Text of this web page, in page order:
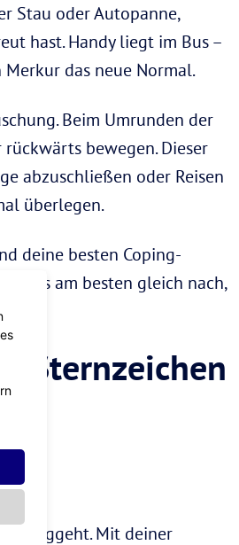
Stau oder Autopanne,
hast. Handy liegt im Bus –
das neue Normal.
Beim Umrunden der
bewegen. Dieser
abzuschließen oder Reisen
überlegen.
deine besten Coping-
Lies am besten gleich nach,
Sternzeichen
langgeht. Mit deiner